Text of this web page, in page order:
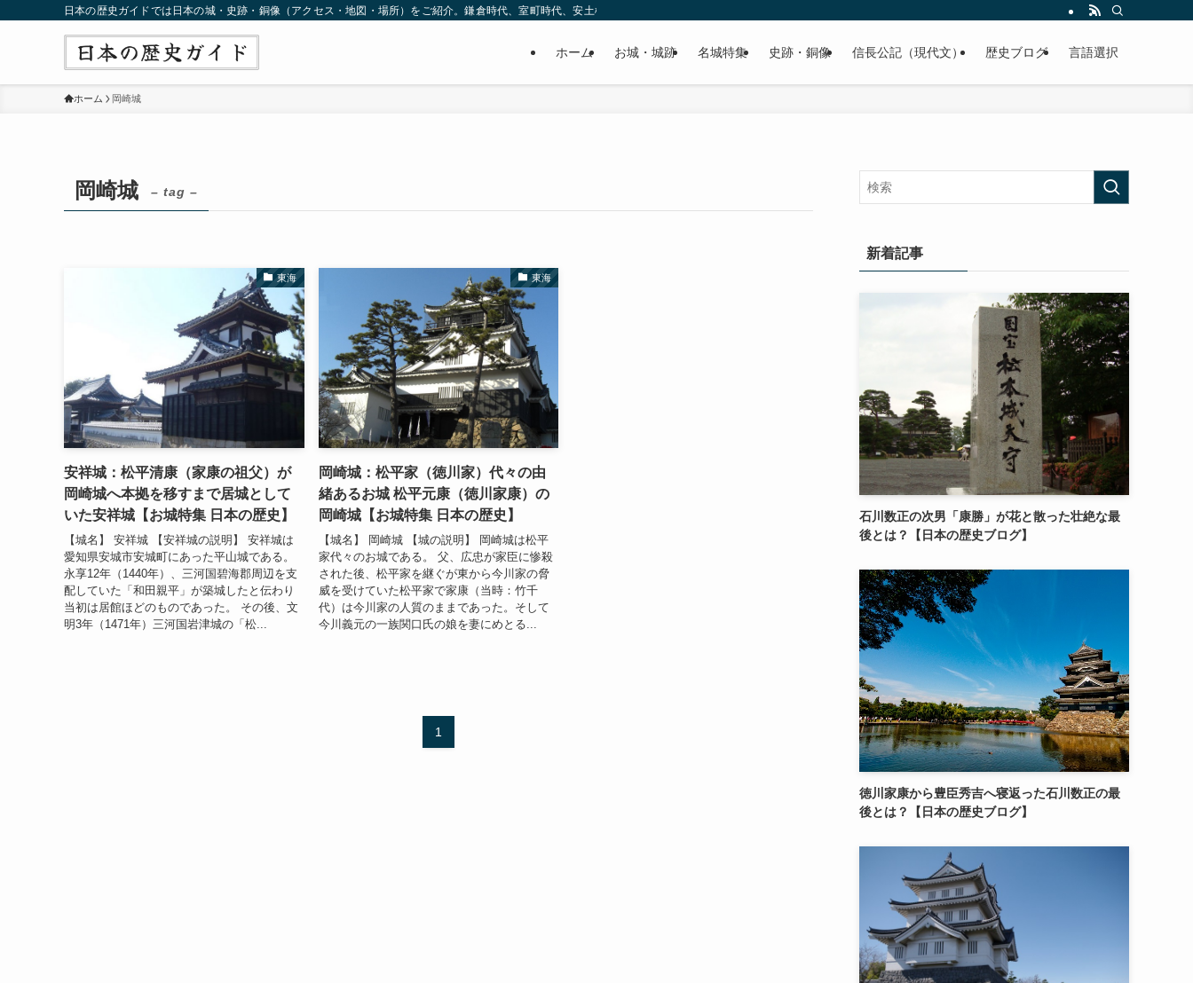
日本の歴史ガイドでは日本の城・史跡・銅像（アクセス・地図・場所）をご紹介。鎌倉時代、室町時代、安土桃山時代（戦国時代）、江戸時代と幅広くご紹介致します。
ホーム お城・城跡 名城特集 史跡・銅像 信長公記（現代文） 歴史ブログ 言語選択
ホーム 岡崎城
岡崎城 – tag –
東海
安祥城：松平清康（家康の祖父）が
岡崎城へ本拠を移すまで居城として
いた安祥城【お城特集 日本の歴史】
【城名】 安祥城 【安祥城の説明】 安祥城は
愛知県安城市安城町にあった平山城である。
永享12年（1440年）、三河国碧海郡周辺を支
配していた「和田親平」が築城したと伝わり
当初は居館ほどのものであった。 その後、文
明3年（1471年）三河国岩津城の「松...
東海
岡崎城：松平家（徳川家）代々の由
緒あるお城 松平元康（徳川家康）の
岡崎城【お城特集 日本の歴史】
【城名】 岡崎城 【城の説明】 岡崎城は松平
家代々のお城である。 父、広忠が家臣に惨殺
された後、松平家を継ぐが東から今川家の脅
威を受けていた松平家で家康（当時：竹千
代）は今川家の人質のままであった。そして
今川義元の一族関口氏の娘を妻にめとる...
1
新着記事
石川数正の次男「康勝」が花と散った壮絶な最
後とは？【日本の歴史ブログ】
徳川家康から豊臣秀吉へ寝返った石川数正の最
後とは？【日本の歴史ブログ】